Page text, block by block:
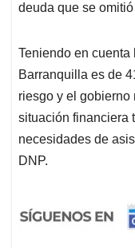
deuda que se
Teniendo en cuenta
Barranquilla es de
riesgo y el
situación financiera
necesidades de
DNP.